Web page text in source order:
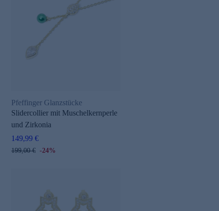
Pfeffinger Glanzstücke
Slidercollier mit Muschelkernperle
und Zirkonia
149,99 €
199,00 € -24%